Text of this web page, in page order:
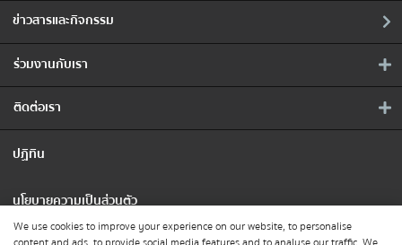
ข่าวสารและกิจกรรม
ร่วมงานกับเรา
ติดต่อเรา
ปฏิทิน
นโยบายความเป็นส่วนตัว
We use cookies to improve your experience on our website, to personalise